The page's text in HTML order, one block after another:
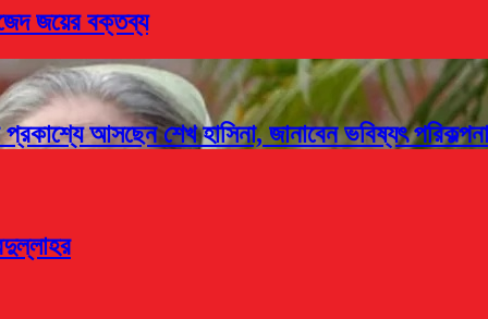
জয়ের বক্তব্য
আসছেন শেখ হাসিনা, জানাবেন ভবিষ্যৎ পরিকল্পনা